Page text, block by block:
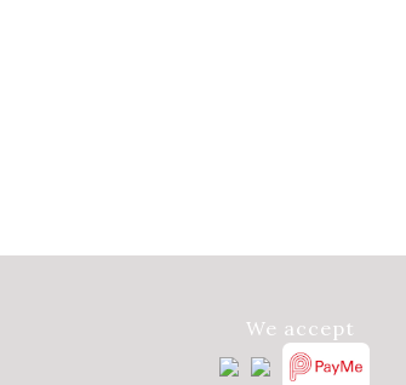
We accept